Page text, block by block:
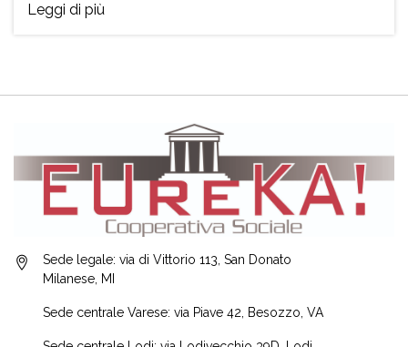
Leggi di più
Sede legale: via di Vittorio 113, San Donato
Milanese, MI
Sede centrale Varese: via Piave 42, Besozzo, VA